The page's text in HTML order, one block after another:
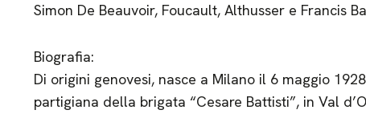
Simon De Beauvoir, Foucault, Althusser e Francis
Biografia:
Di origini genovesi, nasce a Milano il 6 maggio
partigiana della brigata “Cesare Battisti”, in Val